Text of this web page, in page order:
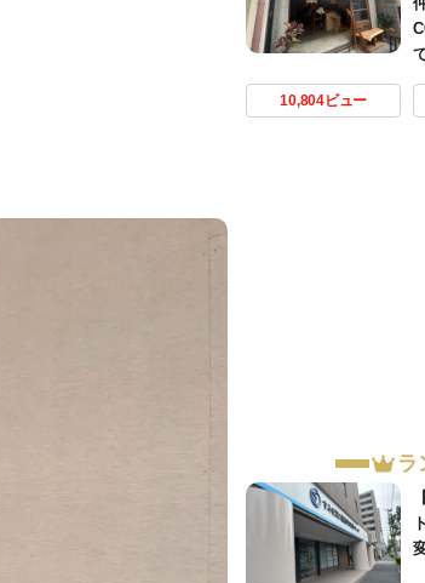
10,804ビュー
ラ